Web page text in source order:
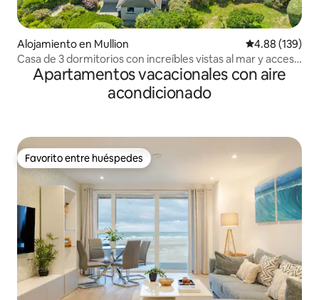
Alojamiento en Mullion Calificación
4.88 (139)
Casa de 3 dormitorios con increíbles vistas al mar y acceso
a la playa
Apartamentos vacacionales con aire
acondicionado
Favorito entre huéspedes
Favorito entre huéspedes